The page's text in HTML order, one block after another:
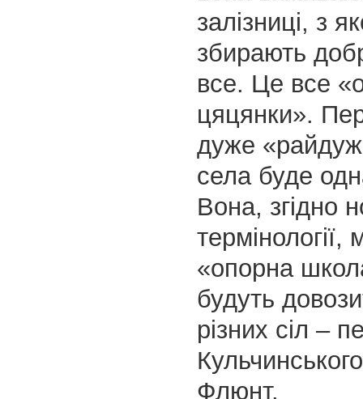
залізниці, з
збирають
все. Це все
цяцянки».
дуже
села буде
Вона, згідно
«опорна
будуть
різних сіл –
Флюнт.